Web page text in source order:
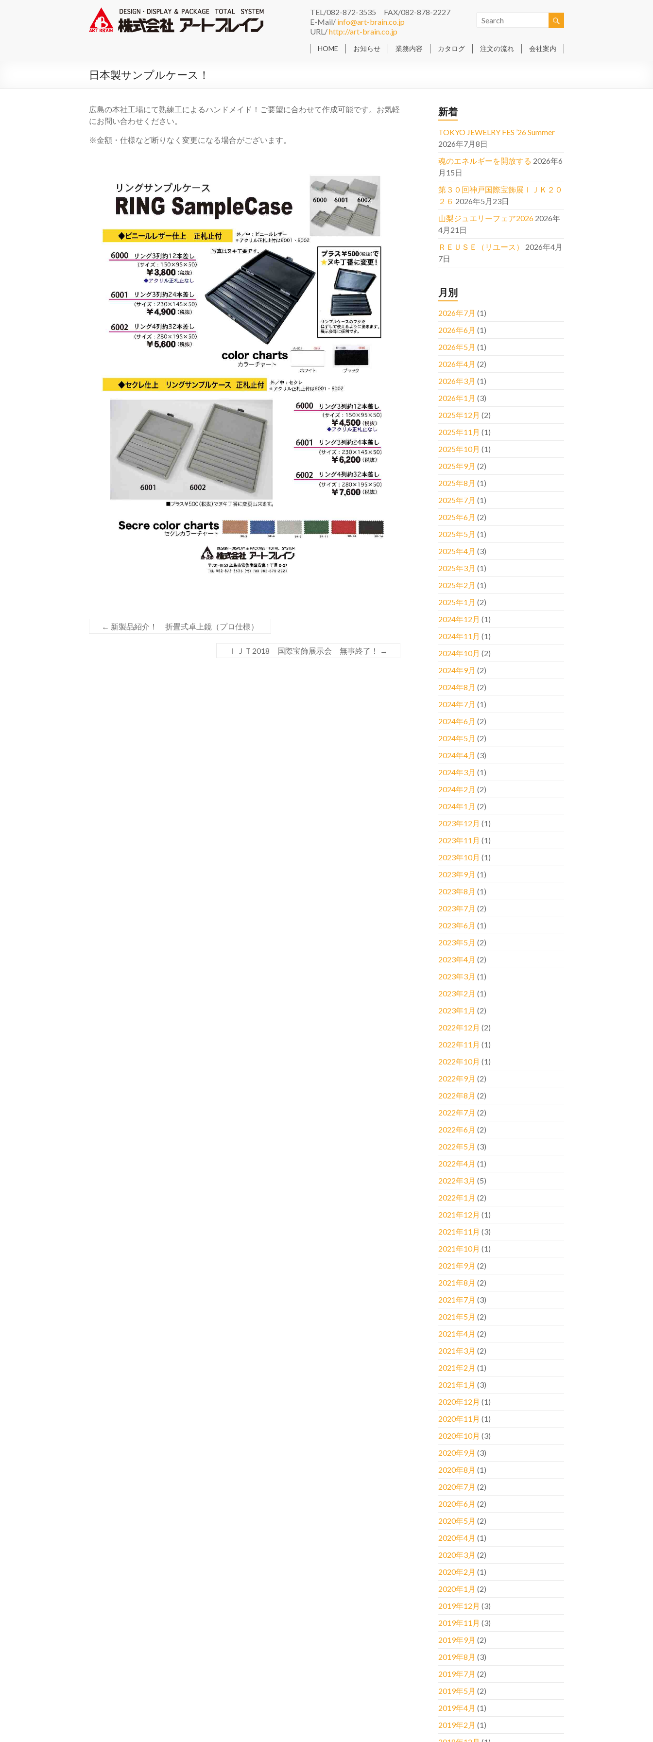
TEL/082-872-3535 FAX/082-878-2227
E-Mail/ info@art-brain.co.jp
URL/http://art-brain.co.jp
HOME お知らせ 業務内容 カタログ 注文の流れ 会社案内
日本製サンプルケース！
広島の本社工場にて熟練工によるハンドメイド！ご要望に合わせて作成可能です。お気軽
にお問い合わせください。
※金額・仕様など断りなく変更になる場合がございます。
← 新製品紹介！ 折畳式卓上鏡（プロ仕様）
ＩＪＴ2018 国際宝飾展示会 無事終了！ →
新着
TOKYO JEWELRY FES ’26 Summer
2026年7月8日
魂のエネルギーを開放する 2026年6
月15日
第３０回神戸国際宝飾展ＩＪＫ２０
２６ 2026年5月23日
山梨ジュエリーフェア2026 2026年
4月21日
ＲＥＵＳＥ（リユース）
2026年4月
7日
月別
2026年7月 (1)
2026年6月 (1)
2026年5月 (1)
2026年4月 (2)
2026年3月 (1)
2026年1月 (3)
2025年12月 (2)
2025年11月 (1)
2025年10月 (1)
2025年9月 (2)
2025年8月 (1)
2025年7月 (1)
2025年6月 (2)
2025年5月 (1)
2025年4月 (3)
2025年3月 (1)
2025年2月 (1)
2025年1月 (2)
2024年12月 (1)
2024年11月 (1)
2024年10月 (2)
2024年9月 (2)
2024年8月 (2)
2024年7月 (1)
2024年6月 (2)
2024年5月 (2)
2024年4月 (3)
2024年3月 (1)
2024年2月 (2)
2024年1月 (2)
2023年12月 (1)
2023年11月 (1)
2023年10月 (1)
2023年9月 (1)
2023年8月 (1)
2023年7月 (2)
2023年6月 (1)
2023年5月 (2)
2023年4月 (2)
2023年3月 (1)
2023年2月 (1)
2023年1月 (2)
2022年12月 (2)
2022年11月 (1)
2022年10月 (1)
2022年9月 (2)
2022年8月 (2)
2022年7月 (2)
2022年6月 (2)
2022年5月 (3)
2022年4月 (1)
2022年3月 (5)
2022年1月 (2)
2021年12月 (1)
2021年11月 (3)
2021年10月 (1)
2021年9月 (2)
2021年8月 (2)
2021年7月 (3)
2021年5月 (2)
2021年4月 (2)
2021年3月 (2)
2021年2月 (1)
2021年1月 (3)
2020年12月 (1)
2020年11月 (1)
2020年10月 (3)
2020年9月 (3)
2020年8月 (1)
2020年7月 (2)
2020年6月 (2)
2020年5月 (2)
2020年4月 (1)
2020年3月 (2)
2020年2月 (1)
2020年1月 (2)
2019年12月 (3)
2019年11月 (3)
2019年9月 (2)
2019年8月 (3)
2019年7月 (2)
2019年5月 (2)
2019年4月 (1)
2019年2月 (1)